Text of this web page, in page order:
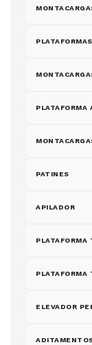
PLATAFORMAS
PLATAFORMA
PATINES
APILADOR
PLATAFORMA
PLATAFORMA
ELEVADOR